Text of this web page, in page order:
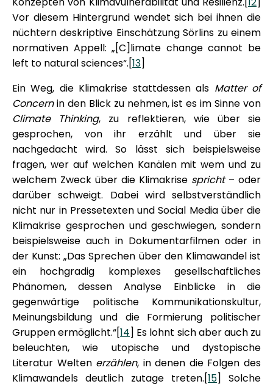
Vor diesem Hintergrund wendet sich bei ihnen die
nüchtern deskriptive Einschätzung Sörlins zu einem
normativen Appell: „[C]limate change cannot be
left to natural sciences“.[13]
Ein Weg, die Klimakrise stattdessen als Matter of
Concernin den Blick zu nehmen, ist es im Sinne von
Climate Thinking, zu reflektieren, wie über sie
gesprochen, von ihr erzählt und über sie
nachgedacht wird. So lässt sich beispielsweise
fragen, wer auf welchen Kanälen mit wem und zu
welchem Zweck über die Klimakrise spricht– oder
darüber schweigt. Dabei wird selbstverständlich
nicht nur in Pressetexten und Social Media über die
Klimakrise gesprochen und geschwiegen, sondern
beispielsweise auch in Dokumentarfilmen oder in
der Kunst: „Das Sprechen über den Klimawandel ist
ein hochgradig komplexes gesellschaftliches
Phänomen, dessen Analyse Einblicke in die
gegenwärtige politische Kommunikationskultur,
Meinungsbildung und die Formierung politischer
Gruppen ermöglicht.“[14] Es lohnt sich aber auch zu
beleuchten, wie utopische und dystopische
Literatur Welten erzählen, in denen die Folgen des
Klimawandels deutlich zutage treten.[15] Solche